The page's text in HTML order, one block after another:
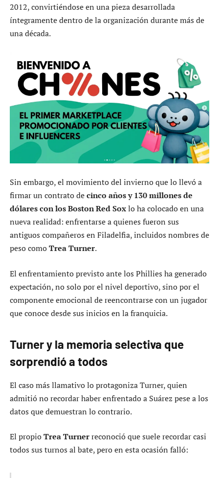
2012, convirtiéndose en una pieza desarrollada
íntegramente dentro de la organización durante más de
una década.
Sin embargo, el movimiento del invierno que lo llevó a
firmar un contrato decinco años y 130 millones de
dólares con los Boston Red Soxlo ha colocado en una
nueva realidad: enfrentarse a quienes fueron sus
antiguos compañeros en Filadelfia, incluidos nombres de
peso comoTrea Turner.
El enfrentamiento previsto ante los Phillies ha generado
expectación, no solo por el nivel deportivo, sino por el
componente emocional de reencontrarse con un jugador
que conoce desde sus inicios en la franquicia.
Turner y la memoria selectiva que
sorprendió a todos
El caso más llamativo lo protagoniza Turner, quien
admitió no recordar haber enfrentado a Suárez pese a los
datos que demuestran lo contrario.
El propioTrea Turnerreconoció que suele recordar casi
todos sus turnos al bate, pero en esta ocasión falló: